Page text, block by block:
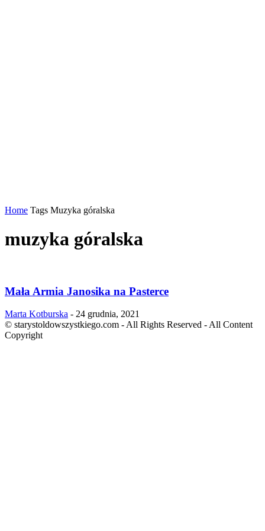
Home Tags Muzyka góralska
muzyka góralska
Mała Armia Janosika na Pasterce
Marta Kotburska - 24 grudnia, 2021
© starystoldowszystkiego.com - All Rights Reserved - All Content
Copyright